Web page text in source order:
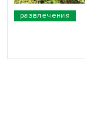
развлечения